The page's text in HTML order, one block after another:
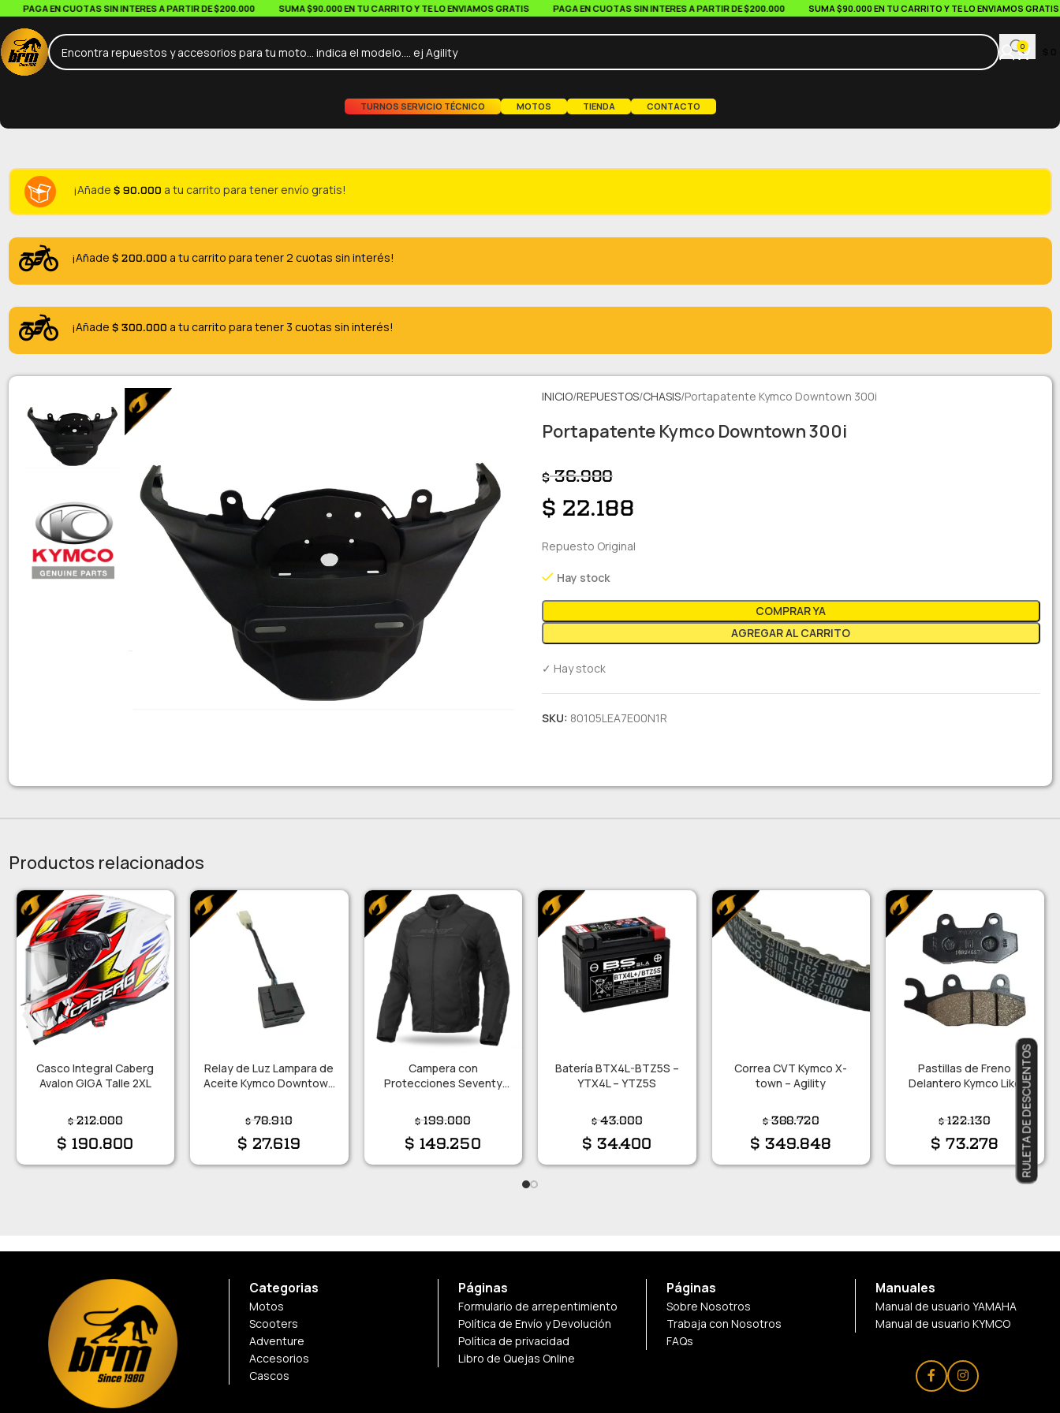
EN CUOTAS SIN INTERES A PARTIR DE $200.000 SUMA $90.000 EN TU CARRITO Y TE LO ENVIAMOS GRATIS PAGA EN CUOTAS SIN INTERES A PARTIR DE $200.000 SUMA $90.000 EN TU CARRITO Y TE LO ENVIAMOS GRATIS
0
TURNOS SERVICIO TÉCNICO MOTOS TIENDA CONTACTO
¡Añade $90.000 a tu carrito para tener envío gratis!
¡Añade $200.000 a tu carrito para tener 2 cuotas sin interés!
¡Añade $300.000 a tu carrito para tener 3 cuotas sin interés!
INICIO REPUESTOS CHASIS Portapatente Kymco Downtown 300i
Portapatente Kymco Downtown 300i
$36.980
$ 22.188
Repuesto Original
Hay stock
AGREGAR AL CARRITO
COMPRAR YA
✓ Hay stock
SKU: 80105LEA7E00N1R
Productos relacionados
Casco Integral Caberg
Avalon GIGA Talle 2XL
$212.000
$ 190.800
Relay de Luz Lampara de
Aceite Kymco Downtown
$78.910
$ 27.619
Campera con
Protecciones Seventy
$199.000
$ 149.250
Batería BTX4L-BTZ5S –
YTX4L – YTZ5S
$43.000
$ 34.400
Correa CVT Kymco X-
town – Agility
$388.720
$ 349.848
Pastillas de Freno
Delantero Kymco Like
$122.130
$ 73.278
Categorias
Motos
Scooters
Adventure
Accesorios
Cascos
Páginas
Formulario de arrepentimiento
Política de Envío y Devolución
Política de privacidad
Libro de Quejas Online
Páginas
Sobre Nosotros
Trabaja con Nosotros
FAQs
Manuales
Manual de usuario YAMAHA
Manual de usuario KYMCO
RULETA DE DESCUENTOS